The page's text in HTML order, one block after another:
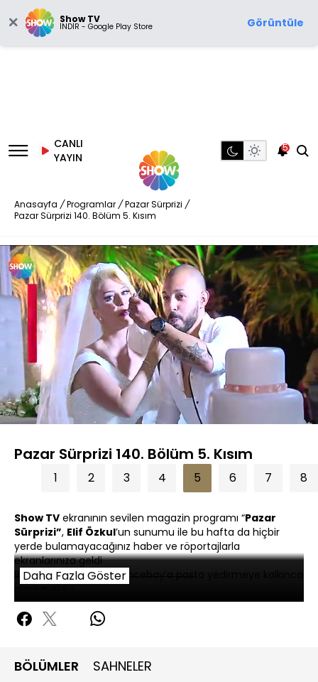
Show TV
İNDİR - Google Play Store Görüntüle
CANLI
YAYIN
5
Anasayfa / Programlar / Pazar Sürprizi /
Pazar Sürprizi 140. Bölüm 5. Kısım
Sesi
Aç
360P
Yüklendi
6.05%
Hızı
Pazar Sürprizi 140. Bölüm 5. Kısım
1 2 3 4 5 6 7 8
Show TV ekranının sevilen magazin programı “Pazar
Sürprizi”, Elif Özkul’un sunumu ile bu hafta da hiçbir
yerde bulamayacağınız haber ve röportajlarla
ekranlarınıza geldi
Bülent Ersoy, Orhan Gencebay’a pasta yedirmeye kalkınca
Seda Sayan’ın yeğeninin düğün töreninde görülmemiş
eğlence!
Serdar Ortaç’ın eşi Chloe’ye ne oldu? Çift dayak iddiaları
için ne dedi?
Daha Fazla Göster
BÖLÜMLER SAHNELER